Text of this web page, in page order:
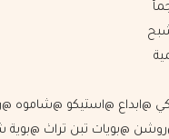
@ابداع @استيكو @شاموه
@بويات تبن تراث